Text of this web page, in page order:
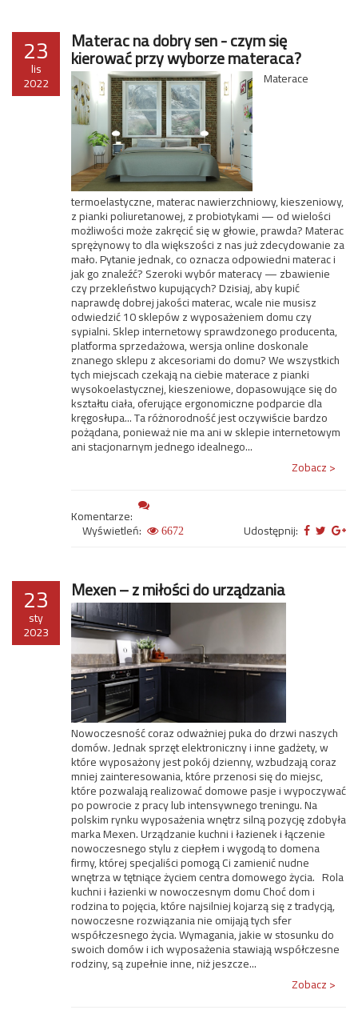
23
lis
2022
Materac na dobry sen - czym się
kierować przy wyborze materaca?
Materace
termoelastyczne, materac nawierzchniowy, kieszeniowy,
z pianki poliuretanowej, z probiotykami — od wielości
możliwości może zakręcić się w głowie, prawda? Materac
sprężynowy to dla większości z nas już zdecydowanie za
mało. Pytanie jednak, co oznacza odpowiedni materac i
jak go znaleźć? Szeroki wybór materacy — zbawienie
czy przekleństwo kupujących? Dzisiaj, aby kupić
naprawdę dobrej jakości materac, wcale nie musisz
odwiedzić 10 sklepów z wyposażeniem domu czy
sypialni. Sklep internetowy sprawdzonego producenta,
platforma sprzedażowa, wersja online doskonale
znanego sklepu z akcesoriami do domu? We wszystkich
tych miejscach czekają na ciebie materace z pianki
wysokoelastycznej, kieszeniowe, dopasowujące się do
kształtu ciała, oferujące ergonomiczne podparcie dla
kręgosłupa... Ta różnorodność jest oczywiście bardzo
pożądana, ponieważ nie ma ani w sklepie internetowym
ani stacjonarnym jednego idealnego...
Zobacz >
Komentarze:
Wyświetleń: 6672 Udostępnij:
23
sty
2023
Mexen – z miłości do urządzania
Nowoczesność coraz odważniej puka do drzwi naszych
domów. Jednak sprzęt elektroniczny i inne gadżety, w
które wyposażony jest pokój dzienny, wzbudzają coraz
mniej zainteresowania, które przenosi się do miejsc,
które pozwalają realizować domowe pasje i wypoczywać
po powrocie z pracy lub intensywnego treningu. Na
polskim rynku wyposażenia wnętrz silną pozycję zdobyła
marka Mexen. Urządzanie kuchni i łazienek i łączenie
nowoczesnego stylu z ciepłem i wygodą to domena
firmy, której specjaliści pomogą Ci zamienić nudne
wnętrza w tętniące życiem centra domowego życia. Rola
kuchni i łazienki w nowoczesnym domu Choć dom i
rodzina to pojęcia, które najsilniej kojarzą się z tradycją,
nowoczesne rozwiązania nie omijają tych sfer
współczesnego życia. Wymagania, jakie w stosunku do
swoich domów i ich wyposażenia stawiają współczesne
rodziny, są zupełnie inne, niż jeszcze...
Zobacz >